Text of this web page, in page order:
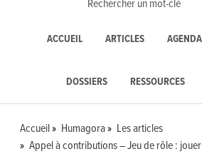
ACCUEIL ARTICLES AGENDA
DOSSIERS RESSOURCES
Accueil Humagora
Les articles
Appel à contributions – Jeu de rôle :